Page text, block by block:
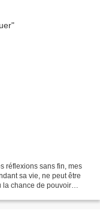
réflexions sans fin, mes
sa vie, ne peut être
la chance de pouvoir